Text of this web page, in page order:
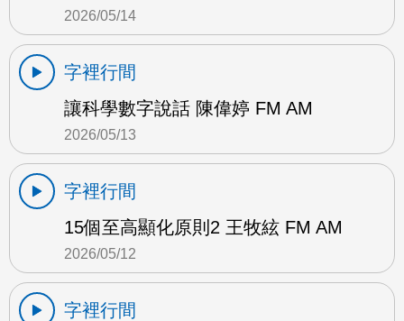
2026/05/14
字裡行間
讓科學數字說話 陳偉婷 FM AM
2026/05/13
字裡行間
15個至高顯化原則2 王牧絃 FM AM
2026/05/12
字裡行間